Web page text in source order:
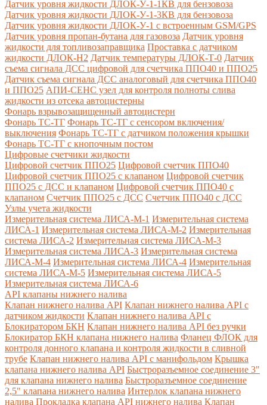
Датчик уровня жидкости ДЛОК-У-1-1КВ для бензовоза
Датчик уровня жидкости ДЛОК-У-1-3КВ для бензовоза
Датчик уровня жидкости ДЛОК-У-1 с встроенным GSM/GPS
Датчик уровня пропан-бутана для газовоза Датчик уровня
жидкости для топливозаправщика Проставка с датчиком
жидкости ДЛОК-Н2 Датчик температуры ДЛОК-Т-0 Датчик
съема сигнала ДСС цифровой для счетчика ППО40 и ППО25
Датчик съема сигнала ДСС аналоговый для счетчика ППО40
и ППО25 АПИ-СЕНС узел для контроля полноты слива
жидкости из отсека автоцистерны
Фонарь взрывозащищенный автоцистерн
Фонарь ТС-ТГ Фонарь ТС-ТГ с сенсором включения/
выключения Фонарь ТС-ТГ с датчиком положения крышки
Фонарь ТС-ТГ с кнопочным постом
Цифровые счетчики жидкости
Цифровой счетчик ППО25 Цифровой счетчик ППО40
Цифровой счетчик ППО25 с клапаном Цифровой счетчик
ППО25 с ДСС и клапаном Цифровой счетчик ППО40 с
клапаном Счетчик ППО25 с ДСС Счетчик ППО40 с ДСС
Узлы учета жидкости
Измерительная система ЛИСА-М-1 Измерительная система
ЛИСА-1 Измерительная система ЛИСА-М-2 Измерительная
система ЛИСА-2 Измерительная система ЛИСА-М-3
Измерительная система ЛИСА-3 Измерительная система
ЛИСА-М-4 Измерительная система ЛИСА-4 Измерительная
система ЛИСА-М-5 Измерительная система ЛИСА-5
Измерительная система ЛИСА-6
API клапаны нижнего налива
Клапан нижнего налива API Клапан нижнего налива API с
датчиком жидкости Клапан нижнего налива API с
Блокиратором БКН Клапан нижнего налива API без ручки
Блокиратор БКН клапана нижнего налива Фланец ФЛОК для
контроля донного клапана и контроля жидкости в сливной
трубе Клапан нижнего налива API с манифольдом Крышка
клапана нижнего налива API Быстроразъемное соединение 3"
для клапана нижнего налива Быстроразъемное соединение
2,5" клапана нижнего налива Интерлок клапана нижнего
налива Прокладка клапана API нижнего налива Клапан